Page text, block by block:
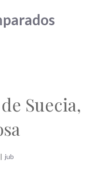
Suecia,
| jub